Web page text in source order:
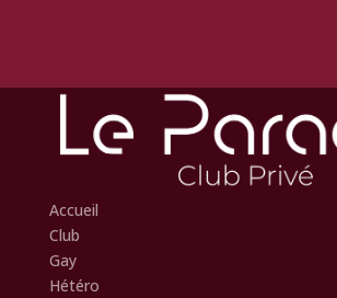
Accueil
Club
Gay
Hétéro